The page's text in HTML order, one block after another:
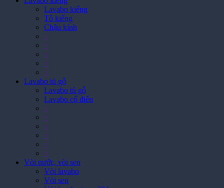
>
Lavabo kiếng
Lavabo kiếng
Tô kiếng
Chậu kính
>
>
>
>
>
Lavabo tủ gỗ
Lavabo tủ gỗ
Lavabo cổ điển
>
>
>
>
>
>
Vòi nước, vòi sen
Vòi lavabo